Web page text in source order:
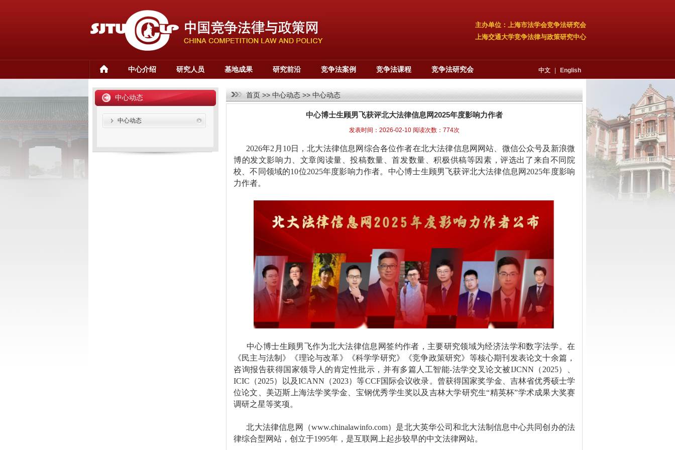
主办单位：上海市法学会竞争法研究会
上海交通大学竞争法律与政策研究中心
中心介绍 研究人员 基地成果 研究前沿 竞争法案例 竞争法课程 竞争法研究会 中文 English
首页>>中心动态>>中心动态
中心博士生顾男飞获评北大法律信息网2025年度影响力作者
发表时间：2026-02-10 阅读次数：774次
2026年2月10日，北大法律信息网综合各位作者在北大法律信息网网站、微信公众号及新浪微
博的发文影响力、文章阅读量、投稿数量、首发数量、积极供稿等因素，评选出了来自不同院
校、不同领域的10位2025年度影响力作者。中心博士生顾男飞获评北大法律信息网2025年度影响
力作者。
中心博士生顾男飞作为北大法律信息网签约作者，主要研究领域为经济法学和数字法学。在
《民主与法制》《理论与改革》《科学学研究》《竞争政策研究》等核心期刊发表论文十余篇，
咨询报告获得国家领导人的肯定性批示，并有多篇人工智能-法学交叉论文被IJCNN（2025）、
ICIC（2025）以及ICANN（2023）等CCF国际会议收录。曾获得国家奖学金、吉林省优秀硕士学
位论文、美迈斯上海法学奖学金、宝钢优秀学生奖以及吉林大学研究生“精英杯”学术成果大奖赛
调研之星等奖项。
北大法律信息网（www.chinalawinfo.com）是北大英华公司和北大法制信息中心共同创办的法
律综合型网站，创立于1995年，是互联网上起步较早的中文法律网站。
中心动态
中心动态